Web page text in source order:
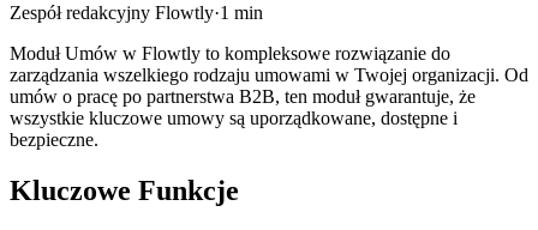
Zespół redakcyjny Flowtly·1 min
Moduł Umów w Flowtly to kompleksowe rozwiązanie do
zarządzania wszelkiego rodzaju umowami w Twojej organizacji. Od
umów o pracę po partnerstwa B2B, ten moduł gwarantuje, że
wszystkie kluczowe umowy są uporządkowane, dostępne i
bezpieczne.
Kluczowe Funkcje